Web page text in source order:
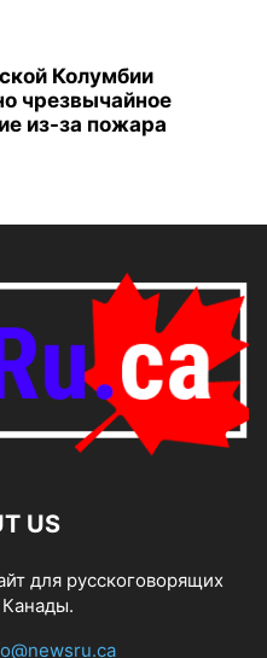
Колумбии
чрезвычайное
из-за пожара
US
для русскоговорящих